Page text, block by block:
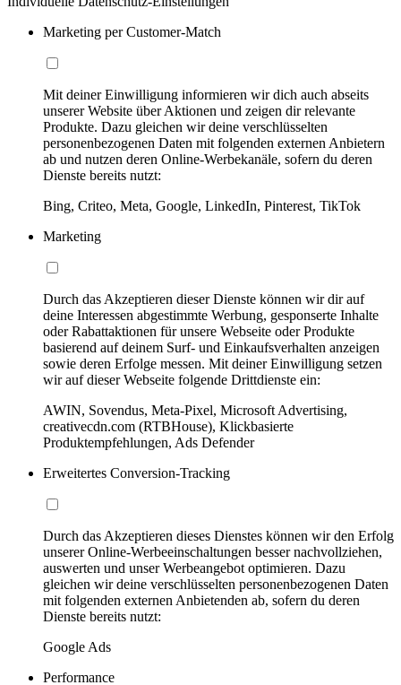
Marketing per Customer-Match
Mit deiner Einwilligung informieren wir dich auch abseits
unserer Website über Aktionen und zeigen dir relevante
Produkte. Dazu gleichen wir deine verschlüsselten
personenbezogenen Daten mit folgenden externen Anbietern
ab und nutzen deren Online-Werbekanäle, sofern du deren
Dienste bereits nutzt:
Bing, Criteo, Meta, Google, LinkedIn, Pinterest, TikTok
Marketing
Durch das Akzeptieren dieser Dienste können wir dir auf
deine Interessen abgestimmte Werbung, gesponserte Inhalte
oder Rabattaktionen für unsere Webseite oder Produkte
basierend auf deinem Surf- und Einkaufsverhalten anzeigen
sowie deren Erfolge messen. Mit deiner Einwilligung setzen
wir auf dieser Webseite folgende Drittdienste ein:
AWIN, Sovendus, Meta-Pixel, Microsoft Advertising,
creativecdn.com (RTBHouse), Klickbasierte
Produktempfehlungen, Ads Defender
Erweitertes Conversion-Tracking
Durch das Akzeptieren dieses Dienstes können wir den Erfolg
unserer Online-Werbeeinschaltungen besser nachvollziehen,
auswerten und unser Werbeangebot optimieren. Dazu
gleichen wir deine verschlüsselten personenbezogenen Daten
mit folgenden externen Anbietenden ab, sofern du deren
Dienste bereits nutzt:
Google Ads
Performance